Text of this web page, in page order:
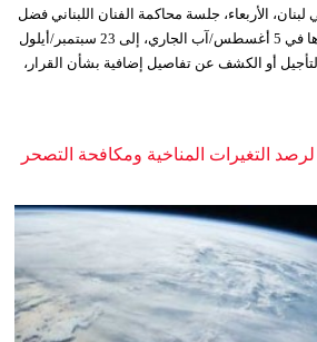
الأربعاء، جلسة محاكمة الفنان اللبناني فضل
شاكر، التي كانت مقرر عقدها في 5 أغسطس/آب الجاري، إلى 23 سبتمبر/أيلول
أو الكشف عن تفاصيل إضافية بشأن القرار،
التغيرات المناخية ومكافحة التصحر